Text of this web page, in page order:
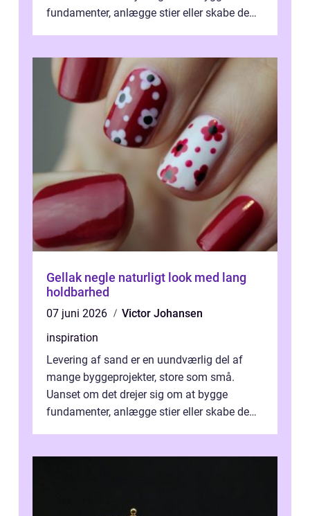
fundamenter, anlægge stier eller skabe de
Gellak negle naturligt look med lang
holdbarhed
07 juni 2026
Victor Johansen
inspiration
Levering af sand er en uundværlig del af
mange byggeprojekter, store som små.
Uanset om det drejer sig om at bygge
fundamenter, anlægge stier eller skabe de